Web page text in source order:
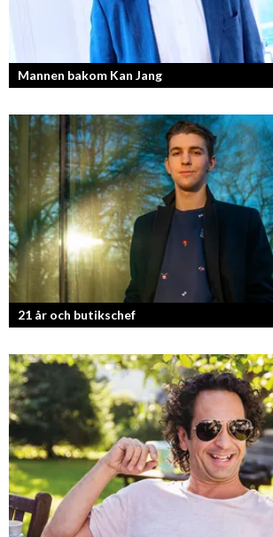
Mannen bakom Kan Jang
Georg Wikman är grundaren bakom
Jang, Chisan och nya Adapt-serien.
21 år och butikschef
Denis Manasiev Vukotic driver Teknikmagasinet